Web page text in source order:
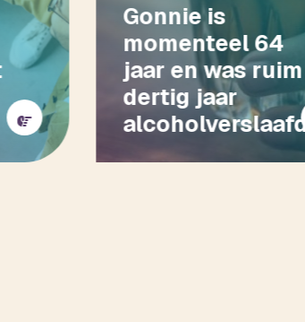
Gonnie is
momenteel 64
jaar en was ruim
dertig jaar
alcoholverslaafd